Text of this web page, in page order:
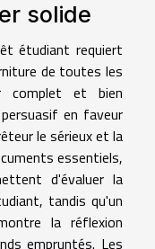
solide
étudiant requiert
de toutes les
complet et bien
en faveur
le sérieux et la
essentiels,
d'évaluer la
tandis qu'un
la réflexion
empruntés. Les